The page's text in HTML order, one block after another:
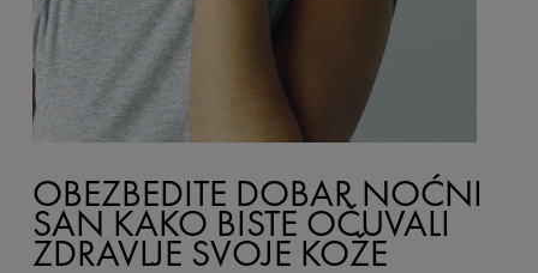
OBEZBEDITE DOBAR NOĆNI
SAN KAKO BISTE OČUVALI
ZDRAVLJE SVOJE KOŽE